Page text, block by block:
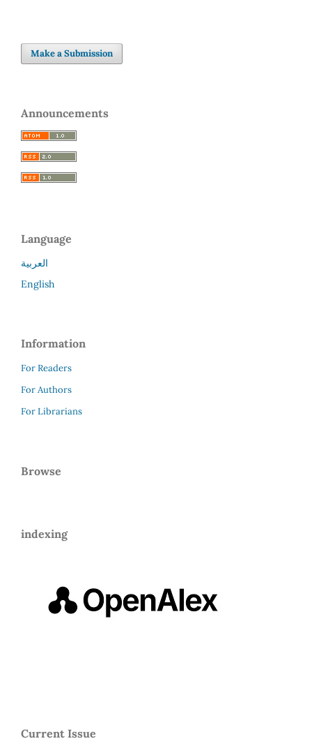
Make a Submission
Announcements
Language
العربية
English
Information
For Readers
For Authors
For Librarians
Browse
indexing
Current Issue